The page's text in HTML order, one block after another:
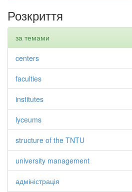
Розкриття
за темами
centers
faculties
institutes
lyceums
structure of the TNTU
university management
адміністрація